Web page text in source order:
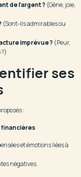
de l’argent ?(Gêne, joie,
(Sont-ils admirables ou
imprévue ?(Peur,
ses
:
financières
et émotions liées à
négatives.